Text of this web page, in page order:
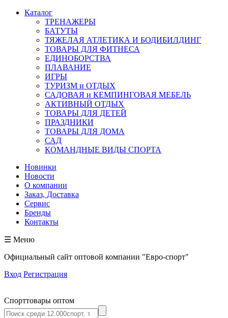
Каталог
ТРЕНАЖЕРЫ
БАТУТЫ
ТЯЖЕЛАЯ АТЛЕТИКА И БОДИБИЛДИНГ
ТОВАРЫ ДЛЯ ФИТНЕСА
ЕДИНОБОРСТВА
ПЛАВАНИЕ
ИГРЫ
ТУРИЗМ и ОТДЫХ
САДОВАЯ и КЕМПИНГОВАЯ МЕБЕЛЬ
АКТИВНЫЙ ОТДЫХ
ТОВАРЫ ДЛЯ ДЕТЕЙ
ПРАЗДНИКИ
ТОВАРЫ ДЛЯ ДОМА
САД
КОМАНДНЫЕ ВИДЫ СПОРТА
Новинки
Новости
О компании
Заказ, Доставка
Сервис
Бренды
Контакты
☰ Меню
Официальный сайт оптовой компании "Евро-спорт"
Вход Регистрация
Спорттовары оптом